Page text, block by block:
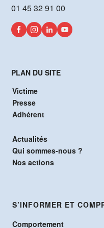
01 45 32 91 00
PLAN DU SITE
Victime
Presse
Adhérent
Actualités
Qui sommes-nous ?
Nos actions
S’INFORMER ET
Comportement